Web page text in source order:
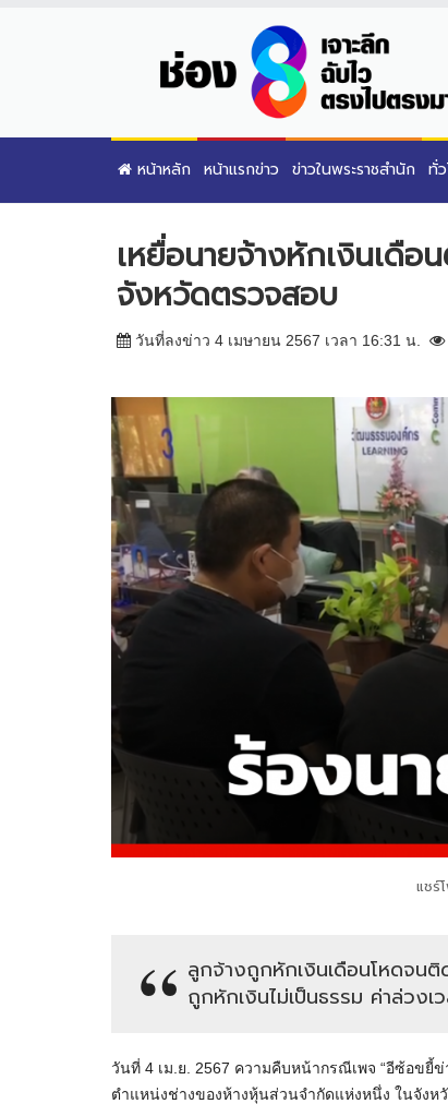
หน้าหลัก หน้าแรกข่าว ข่าวในพระราชสำนัก ทั่
เหยื่อนายจ้างหักเงินเดื
จังหวัดตรวจสอบ
วันที่ลงข่าว 4 เมษายน 2567 เวลา 16:31 น.
แชร์
ลูกจ้างถูกหักเงินเดือนโหดจน
ถูกหักเงินไม่เป็นธรรม ค่าล่วง
วันที่ 4 เม.ย. 2567 ความคืบหน้ากรณีเพจ “อีซ้อขยี้ข่
ตำแหน่งช่างของห้างหุ้นส่วนจำกัดแห่งหนึ่ง ในจังห